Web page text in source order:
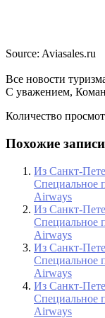
Source: Aviasales.ru
Все новости
С уважением,
Количество
Похожие
Из Санкт-
Специальное
Airways
Из Санкт-
Специальное
Airways
Из Санкт-
Специальное
Airways
Из Санкт-
Специальное
Airways